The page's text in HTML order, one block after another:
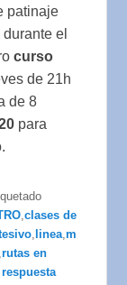
patinaje
el
curso
de 21h
de 8
para
,clases de
linea ,m
,rutas en